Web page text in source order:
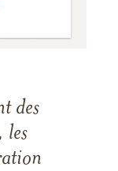
des
les